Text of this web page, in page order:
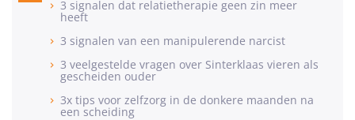
3 signalen dat relatietherapie geen zin meer
heeft
3 signalen van een manipulerende narcist
3 veelgestelde vragen over Sinterklaas vieren als
gescheiden ouder
3x tips voor zelfzorg in de donkere maanden na
een scheiding